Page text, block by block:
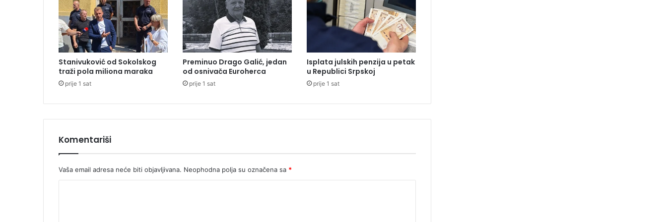
i
n
j
e
i
s
p
l
t
e
z
i
j
z
o
v
a
n
u
U
-
Stanivuković od Sokolskog
traži pola miliona maraka
prije 1 sat
Preminuo Drago Galić, jedan
od osnivača Euroherca
prije 1 sat
Isplata julskih penzija u petak
u Republici Srpskoj
prije 1 sat
Komentariši
Vaša email adresa neće biti objavljivana. Neophodna polja su označena sa *